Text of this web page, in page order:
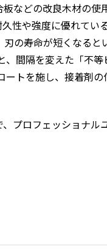
などの改良木材の使
性や強度に優れてい
の寿命が短くなると
、間隔を変えた「不等
ートを施し、接着剤の
プロフェッショナル